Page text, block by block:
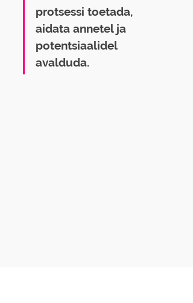
protsessi toetada,
aidata annetel ja
potentsiaalidel
avalduda.